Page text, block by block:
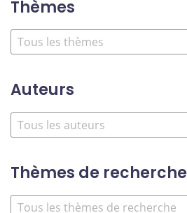
Thèmes
Auteurs
Thèmes de recherche